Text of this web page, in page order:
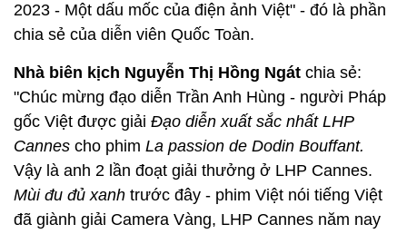
2023 - Một dấu mốc của điện ảnh Việt" - đó là phần
chia sẻ của diễn viên Quốc Toàn.
Nhà biên kịch Nguyễn Thị Hồng Ngát chia sẻ:
"Chúc mừng đạo diễn Trần Anh Hùng - người Pháp
gốc Việt được giải Đạo diễn xuất sắc nhất LHP
Cannes cho phim La passion de Dodin Bouffant.
Vậy là anh 2 lần đoạt giải thưởng ở LHP Cannes.
Mùi đu đủ xanh trước đây - phim Việt nói tiếng Việt
đã giành giải Camera Vàng, LHP Cannes năm nay